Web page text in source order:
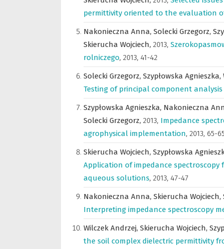
permittivity oriented to the evaluation
Nakonieczna Anna, Solecki Grzegorz,
Skierucha Wojciech, 2013,
rolniczego, 2013, 41-42
Solecki Grzegorz, Szypłowska Agnieszka,
Testing of principal component
Szypłowska Agnieszka, Nakonieczna
Solecki Grzegorz, 2013, Impedance
agrophysical implementation, 2013, 65-65
Skierucha Wojciech, Szypłowska
Application of impedance
aqueous solutions, 2013, 47-47
Nakonieczna Anna, Skierucha Wojciech,
Interpreting impedance spectroscopy
Wilczek Andrzej, Skierucha Wojciech,
the soil complex dielectric permittivity